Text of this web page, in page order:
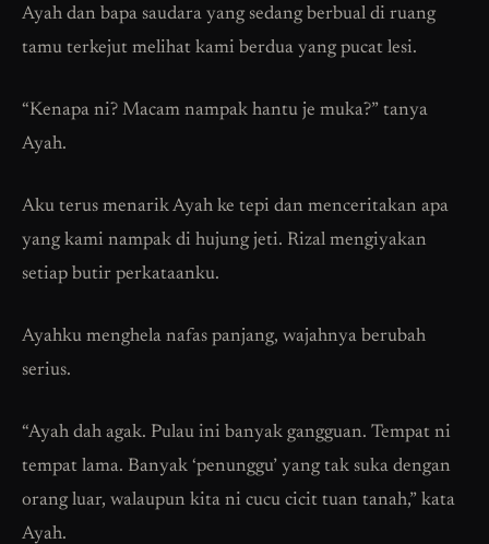
Ayah dan bapa saudara yang sedang berbual di ruang
tamu terkejut melihat kami berdua yang pucat lesi.
“Kenapa ni? Macam nampak hantu je muka?” tanya
Ayah.
Aku terus menarik Ayah ke tepi dan menceritakan apa
yang kami nampak di hujung jeti. Rizal mengiyakan
setiap butir perkataanku.
Ayahku menghela nafas panjang, wajahnya berubah
serius.
“Ayah dah agak. Pulau ini banyak gangguan. Tempat ni
tempat lama. Banyak ‘penunggu’ yang tak suka dengan
orang luar, walaupun kita ni cucu cicit tuan tanah,” kata
Ayah.